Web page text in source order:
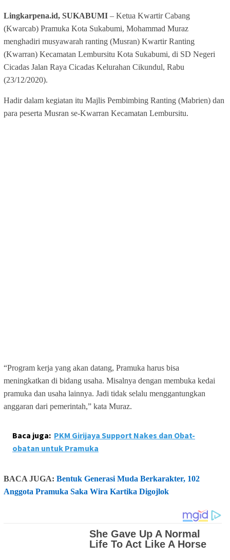
Lingkarpena.id, SUKABUMI – Ketua Kwartir Cabang
(Kwarcab) Pramuka Kota Sukabumi, Mohammad Muraz
menghadiri musyawarah ranting (Musran) Kwartir Ranting
(Kwarran) Kecamatan Lembursitu Kota Sukabumi, di SD Negeri
Cicadas Jalan Raya Cicadas Kelurahan Cikundul, Rabu
(23/12/2020).
Hadir dalam kegiatan itu Majlis Pembimbing Ranting (Mabrien) dan
para peserta Musran se-Kwarran Kecamatan Lembursitu.
“Program kerja yang akan datang, Pramuka harus bisa
meningkatkan di bidang usaha. Misalnya dengan membuka kedai
pramuka dan usaha lainnya. Jadi tidak selalu menggantungkan
anggaran dari pemerintah,” kata Muraz.
Baca juga: PKM Girijaya Support Nakes dan Obat-
obatan untuk Pramuka
BACA JUGA: Bentuk Generasi Muda Berkarakter, 102
Anggota Pramuka Saka Wira Kartika Digojlok